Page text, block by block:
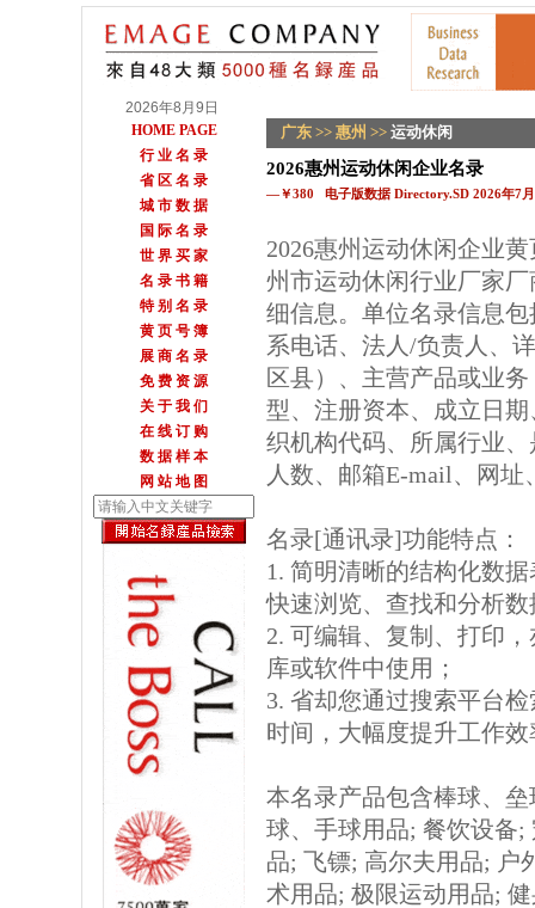
2026年8月9日
HOME PAGE
行 业 名 录
省 区 名 录
城 市 数 据
国 际 名 录
世 界 买 家
名 录 书 籍
特 别 名 录
黄 页 号 簿
展 商 名 录
免 费 资 源
关 于 我 们
在 线 订 购
数 据 样 本
网 站 地 图
广东 >> 惠州 >> 运动休闲
2026惠州运动休闲企业名录
—￥380 电子版数据 Directory.SD 2026年7
2026惠州运动休闲企业
州市运动休闲行业厂家
细信息。单位名录信息
系电话、法人/负责人、
区县）、主营产品或业
型、注册资本、成立日
织机构代码、所属行业
人数、邮箱E-mail、网址
名录[通讯录]功能特点：
1. 简明清晰的结构化数
快速浏览、查找和分析数
2. 可编辑、复制、打印
库或软件中使用；
3. 省却您通过搜索平台
时间，大幅度提升工作效
本名录产品包含棒球、
球、手球用品; 餐饮设备
品; 飞镖; 高尔夫用品; 户
术用品; 极限运动用品;